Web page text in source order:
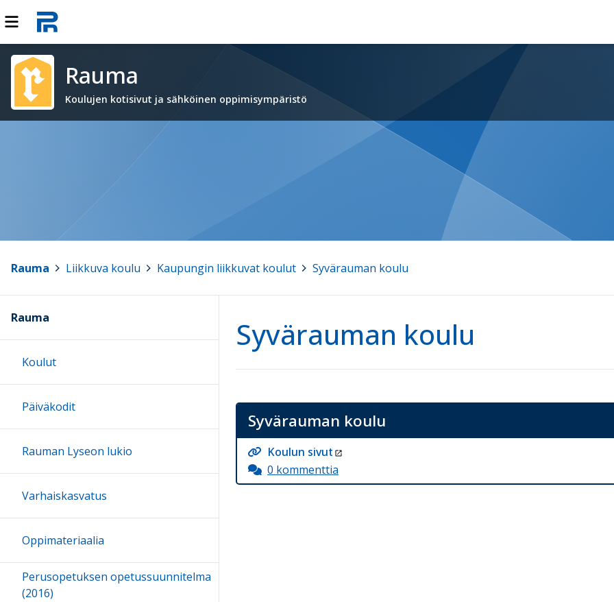
Rauma
Koulujen kotisivut ja sähköinen oppimisympäristö
Rauma Liikkuva koulu Kaupungin liikkuvat koulut Syvärauman koulu
Syvärauman koulu
Syvärauman koulu
Koulun sivut
0 kommenttia
Rauma
Koulut
Päiväkodit
Rauman Lyseon lukio
Varhaiskasvatus
Oppimateriaalia
Perusopetuksen opetussuunnitelma
(2016)